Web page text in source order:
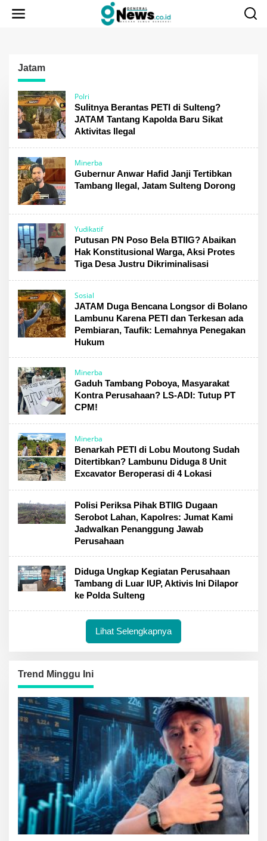
Jatam
Polri
Sulitnya Berantas PETI di Sulteng?
JATAM Tantang Kapolda Baru Sikat
Aktivitas Ilegal
Minerba
Gubernur Anwar Hafid Janji Tertibkan
Tambang Ilegal, Jatam Sulteng Dorong
Yudikatif
Putusan PN Poso Bela BTIIG? Abaikan
Hak Konstitusional Warga, Aksi Protes
Tiga Desa Justru Dikriminalisasi
Sosial
JATAM Duga Bencana Longsor di Bolano
Lambunu Karena PETI dan Terkesan ada
Pembiaran, Taufik: Lemahnya Penegakan
Hukum
Minerba
Gaduh Tambang Poboya, Masyarakat
Kontra Perusahaan? LS-ADI: Tutup PT
CPM!
Minerba
Benarkah PETI di Lobu Moutong Sudah
Ditertibkan? Lambunu Diduga 8 Unit
Excavator Beroperasi di 4 Lokasi
Polisi Periksa Pihak BTIIG Dugaan
Serobot Lahan, Kapolres: Jumat Kami
Jadwalkan Penanggung Jawab
Perusahaan
Diduga Ungkap Kegiatan Perusahaan
Tambang di Luar IUP, Aktivis Ini Dilapor
ke Polda Sulteng
Lihat Selengkapnya
Trend Minggu Ini